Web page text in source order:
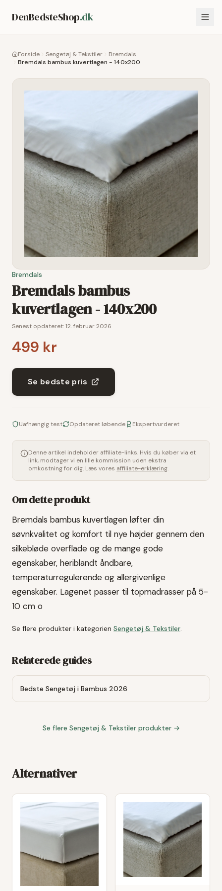
DenBedsteShop.dk
Forside Sengetøj & Tekstiler
Bremdals
Bremdals bambus kuvertlagen - 140x200
Bremdals
Bremdals bambus
kuvertlagen - 140x200
Senest opdateret:12. februar 2026
499 kr
Se bedste pris
Uafhængig test Opdateret løbende Ekspertvurderet
Denne artikel indeholder affiliate-links. Hvis du køber via et
link, modtager vi en lille kommission uden ekstra
omkostning for dig. Læs vores affiliate-erklæring.
Om dette produkt
Bremdals bambus kuvertlagen løfter din
søvnkvalitet og komfort til nye højder gennem den
silkebløde overflade og de mange gode
egenskaber, heriblandt åndbare,
temperaturregulerende og allergivenlige
egenskaber. Lagenet passer til topmadrasser på 5-
10 cm o
Se flere produkter i kategorien Sengetøj & Tekstiler
Relaterede guides
Bedste Sengetøj i Bambus 2026
Se flere Sengetøj & Tekstilerprodukter →
Alternativer